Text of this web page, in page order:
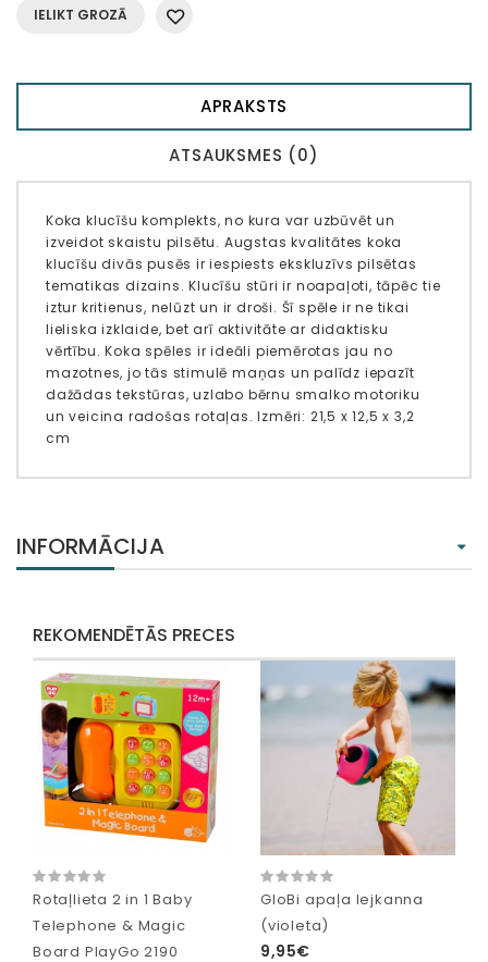
IELIKT GROZĀ
APRAKSTS
ATSAUKSMES (0)
Koka klucīšu komplekts, no kura var uzbūvēt un
izveidot skaistu pilsētu. Augstas kvalitātes koka
klucīšu divās pusēs ir iespiests ekskluzīvs pilsētas
tematikas dizains. Klucīšu stūri ir noapaļoti, tāpēc tie
iztur kritienus, nelūzt un ir droši. Šī spēle ir ne tikai
lieliska izklaide, bet arī aktivitāte ar didaktisku
vērtību. Koka spēles ir ideāli piemērotas jau no
mazotnes, jo tās stimulē maņas un palīdz iepazīt
dažādas tekstūras, uzlabo bērnu smalko motoriku
un veicina radošas rotaļas. Izmēri: 21,5 x 12,5 x 3,2
cm
INFORMĀCIJA
REKOMENDĒTĀS PRECES
Rotaļlieta 2 in 1 Baby
Telephone & Magic
Board PlayGo 2190
GloBi apaļa lejkanna
(violeta)
9,95€